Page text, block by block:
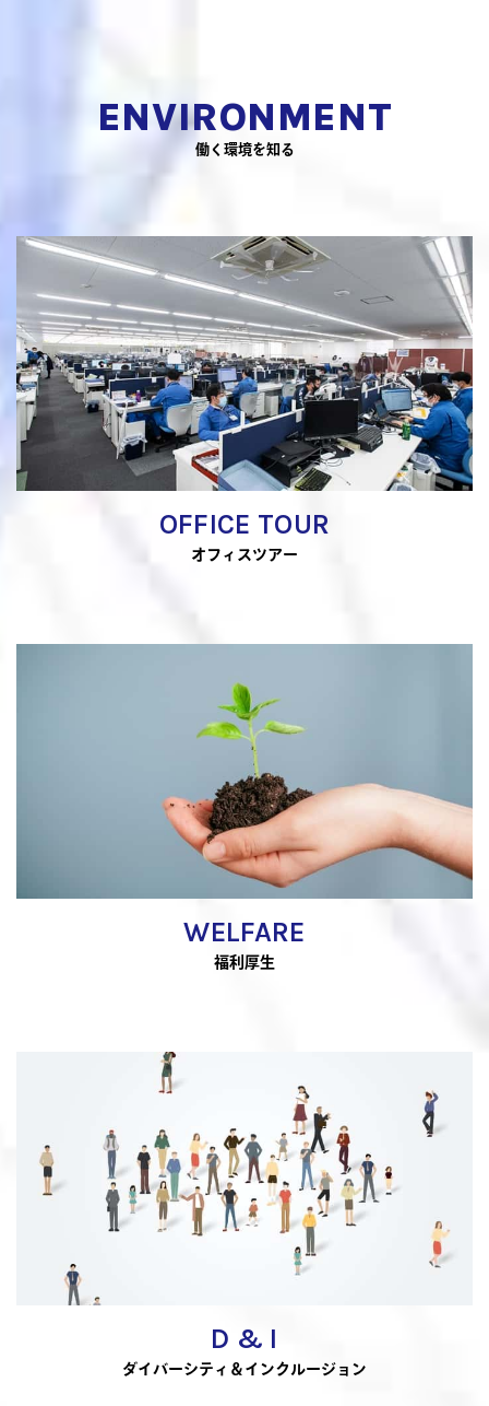
ENVIRONMENT
働く環境を知る
OFFICE TOUR
オフィスツアー
WELFARE
福利厚生
D & I
ダイバーシティ＆インクルージョン